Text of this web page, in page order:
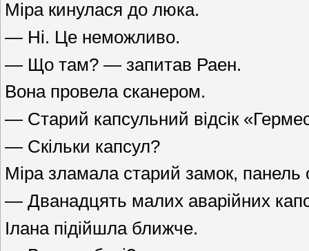
Міра кинулася до люка.
— Ні. Це неможливо.
— Що там? — запитав Раен.
Вона провела сканером.
— Старий капсульний відсік
— Скільки капсул?
Міра зламала старий замок,
— Дванадцять малих аварійних
Ілана підійшла ближче.